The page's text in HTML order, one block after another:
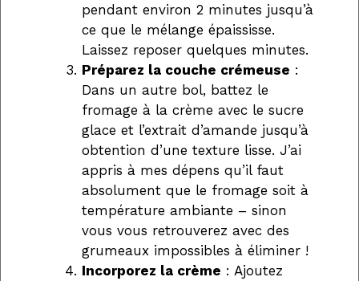
pendant environ 2 minutes jusqu’à
ce que le mélange épaississe.
Laissez reposer quelques minutes.
Préparez la couche crémeuse :
Dans un autre bol, battez le
fromage à la crème avec le sucre
glace et l’extrait d’amande jusqu’à
obtention d’une texture lisse. J’ai
appris à mes dépens qu’il faut
absolument que le fromage soit à
température ambiante – sinon
vous vous retrouverez avec des
grumeaux impossibles à éliminer !
Incorporez la crème : Ajoutez